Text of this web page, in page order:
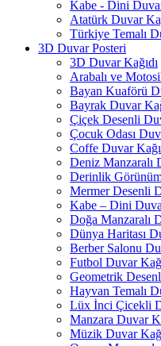
Kabe - Dini
Atatürk Duvar
Türkiye Temalı
3D Duvar Posteri
3D Duvar Kağıdı
Arabalı ve
Bayan Kuaförü
Bayrak Duvar
Çiçek Desenli
Çocuk Odası
Coffe Duvar
Deniz Manzaralı
Derinlik
Mermer Desenli
Kabe – Dini
Doğa Manzaralı
Dünya Haritası
Berber Salonu
Futbol Duvar
Geometrik
Hayvan Temalı
Lüx İnci Çicekli
Manzara Duvar
Müzik Duvar